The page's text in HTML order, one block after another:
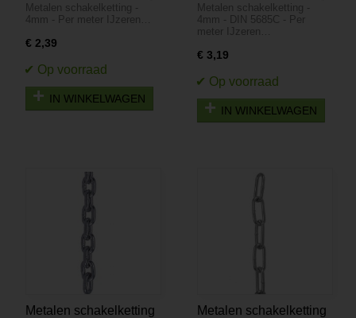
- 4mm - Per meter
Metalen schakelketting -
4mm - Per meter IJzeren…
€ 2,39
IN WINKELWAGEN
- 4mm - DIN 5685C -
Per meter
Metalen schakelketting -
4mm - DIN 5685C - Per
meter IJzeren…
€ 3,19
IN WINKELWAGEN
Metalen schakelketting
Metalen schakelketting